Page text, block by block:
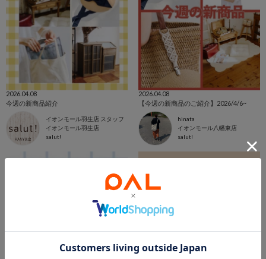
2026.04.08
今週の新商品紹介
イオンモール羽生店 スタッフ
イオンモール羽生店
salut!
2026.04.08
【今週の新商品のご紹介】2026/4/6~
hinata
イオンモール八幡東店
salut!